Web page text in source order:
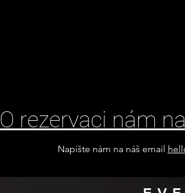
O rezervaci nám
Napište nám na náš email